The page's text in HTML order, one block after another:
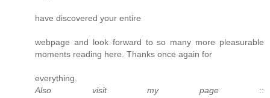
have discovered your entire
webpage and look forward to so many more pleasurable
moments reading here. Thanks once again for
everything.
Also visit my page::